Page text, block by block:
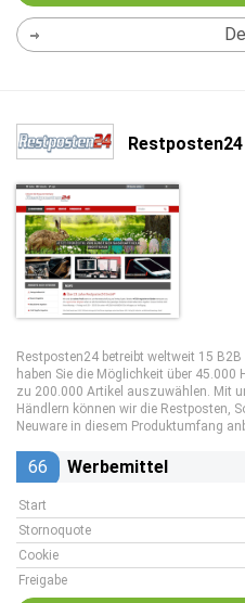
Restposten24
Restposten24 betreibt weltweit 15
haben Sie die Möglichkeit über
zu 200.000 Artikel auszuwählen. Mit
Händlern können wir die Restposten,
Neuware in diesem Produktumfang
66 Werbemittel
Start
Stornoquote
Cookie
Freigabe